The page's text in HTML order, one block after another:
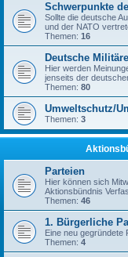
Schwerpunkte
Sollte die deutsche
und der NATO
Themen: 16
Deutsche
Hier werden
jenseits der
Themen: 80
Umweltschutz/
Themen: 3
Parteien
Hier können sich
Aktionsbündnis
Themen: 46
1. Bürgerliche
Eine neu gegründete
Themen: 4